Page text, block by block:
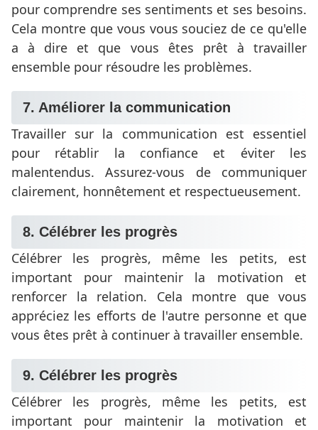
pour comprendre ses sentiments et ses besoins.
Cela montre que vous vous souciez de ce qu'elle
a à dire et que vous êtes prêt à travailler
ensemble pour résoudre les problèmes.
7. Améliorer la communication
Travailler sur la communication est essentiel
pour rétablir la confiance et éviter les
malentendus. Assurez-vous de communiquer
clairement, honnêtement et respectueusement.
8. Célébrer les progrès
Célébrer les progrès, même les petits, est
important pour maintenir la motivation et
renforcer la relation. Cela montre que vous
appréciez les efforts de l'autre personne et que
vous êtes prêt à continuer à travailler ensemble.
9. Célébrer les progrès
Célébrer les progrès, même les petits, est
important pour maintenir la motivation et